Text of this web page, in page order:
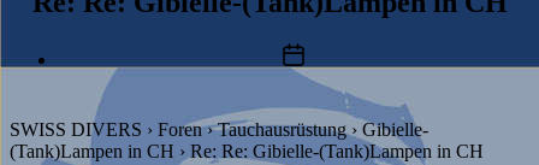
Beitragsdatum
SWISS DIVERS › Foren › Tauchausrüstung › Gibielle-
(Tank)Lampen in CH › Re: Re: Gibielle-(Tank)Lampen in CH